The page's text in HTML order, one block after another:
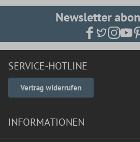
Newsletter
SERVICE-HOTLINE
Vertrag widerrufen
INFORMATIONEN